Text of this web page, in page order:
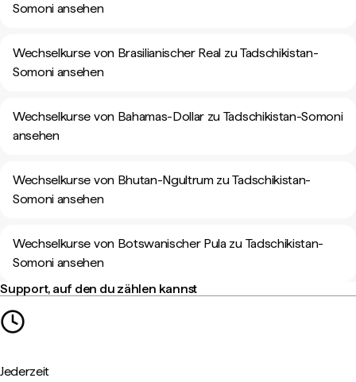
Somoni ansehen
Wechselkurse von Brasilianischer Real zu Tadschikistan-
Somoni ansehen
Wechselkurse von Bahamas-Dollar zu Tadschikistan-Somoni
ansehen
Wechselkurse von Bhutan-Ngultrum zu Tadschikistan-
Somoni ansehen
Wechselkurse von Botswanischer Pula zu Tadschikistan-
Somoni ansehen
Support, auf den du zählen kannst
Jederzeit